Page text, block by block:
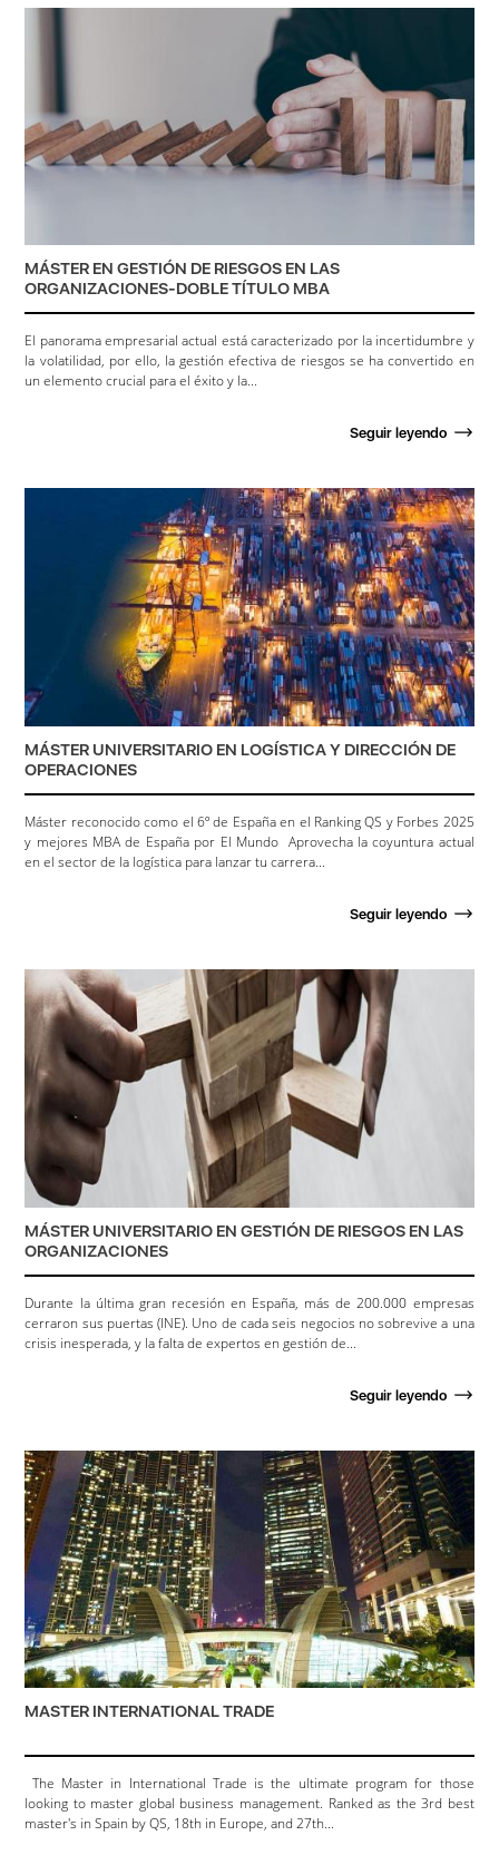
MÁSTER EN GESTIÓN DE RIESGOS EN LAS
ORGANIZACIONES-DOBLE TÍTULO MBA
El panorama empresarial actual está caracterizado por la incertidumbre y
la volatilidad, por ello, la gestión efectiva de riesgos se ha convertido en
un elemento crucial para el éxito y la...
Seguir leyendo
MÁSTER UNIVERSITARIO EN LOGÍSTICA Y DIRECCIÓN DE
OPERACIONES
Máster reconocido como el 6º de España en el Ranking QS y Forbes 2025
y mejores MBA de España por El Mundo Aprovecha la coyuntura actual
en el sector de la logística para lanzar tu carrera...
Seguir leyendo
MÁSTER UNIVERSITARIO EN GESTIÓN DE RIESGOS EN LAS
ORGANIZACIONES
Durante la última gran recesión en España, más de 200.000 empresas
cerraron sus puertas (INE). Uno de cada seis negocios no sobrevive a una
crisis inesperada, y la falta de expertos en gestión de...
Seguir leyendo
MASTER INTERNATIONAL TRADE
The Master in International Trade is the ultimate program for those
looking to master global business management. Ranked as the 3rd best
master's in Spain by QS, 18th in Europe, and 27th...